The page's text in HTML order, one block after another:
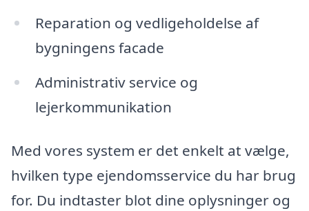
Reparation og vedligeholdelse af
bygningens facade
Administrativ service og
lejerkommunikation
Med vores system er det enkelt at vælge,
hvilken type ejendomsservice du har brug
for. Du indtaster blot dine oplysninger og